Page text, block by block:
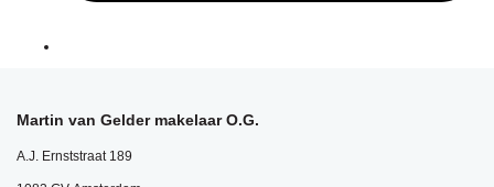
Martin van Gelder makelaar O.G.
A.J. Ernststraat 189